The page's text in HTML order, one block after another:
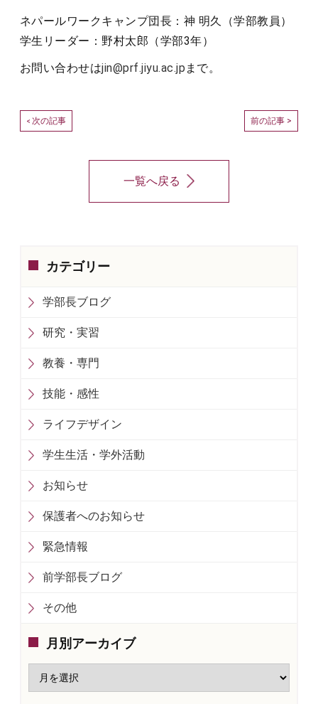
ネパールワークキャンプ団長：神 明久（学部教員）
学生リーダー：野村太郎（学部3年）
お問い合わせはjin@prf.jiyu.ac.jp まで。
< 次の記事 前の記事 >
一覧へ戻る
カテゴリー
学部長ブログ
研究・実習
教養・専門
技能・感性
ライフデザイン
学生生活・学外活動
お知らせ
保護者へのお知らせ
緊急情報
前学部長ブログ
その他
月別アーカイブ